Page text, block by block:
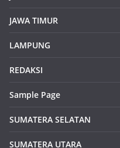
JAWA TIMUR
LAMPUNG
REDAKSI
Sample Page
SUMATERA SELATAN
SUMATERA UTARA